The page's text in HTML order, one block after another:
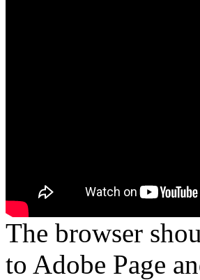
The browser
to Adobe Page